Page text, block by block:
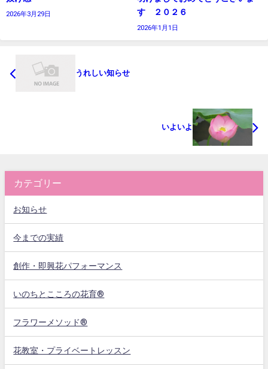
2026年3月29日
す ２０２６
2026年1月1日
うれしい知らせ
いよいよ
カテゴリー
お知らせ
今までの実績
創作・即興花パフォーマンス
いのちとこころの花育®
フラワーメソッド®
花教室・プライベートレッスン